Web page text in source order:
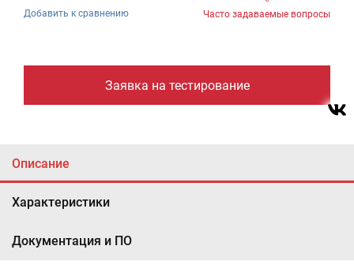
Добавить к сравнению Часто задаваемые вопросы
Заявка на тестирование
Описание
Характеристики
Документация и ПО